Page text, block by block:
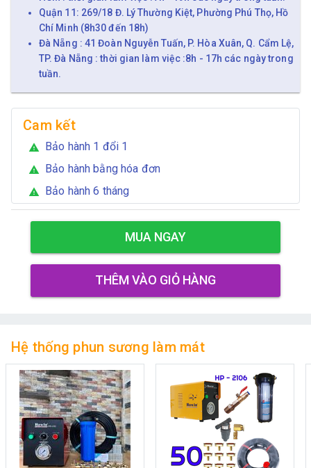
Quận 11: 269/18 Đ. Lý Thường Kiệt, Phường Phú Thọ, Hồ
Chí Minh (8h30 đến 18h)
Đà Nẵng : 41 Đoàn Nguyễn Tuấn, P. Hòa Xuân, Q. Cẩm Lệ,
TP. Đà Nẵng : thời gian làm việc :8h - 17h các ngày trong
tuần.
Cam kết
warning Bảo hành 1 đổi 1
warning Bảo hành bằng hóa đơn
warning Bảo hành 6 tháng
MUA NGAY
THÊM VÀO GIỎ HÀNG
Hệ thống phun sương làm mát